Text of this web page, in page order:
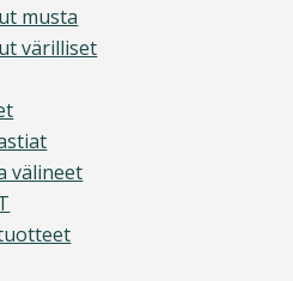
musta
värilliset
välineet